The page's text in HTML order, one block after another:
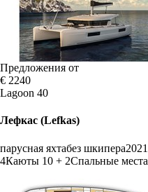
Предложения от
€ 2240
Lagoon 40
Лефкас (Lefkas)
парусная яхтабез шкипера2021
4Каюты 10 + 2Спальные места